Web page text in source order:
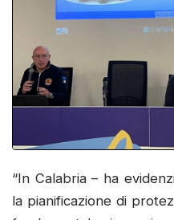
“In Calabria – ha
la pianificazione di